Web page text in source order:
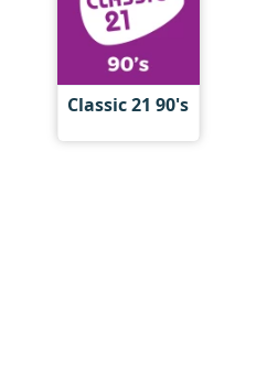
Classic 21 90's